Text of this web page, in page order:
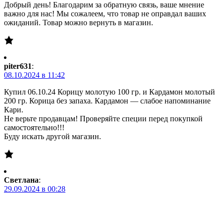
Добрый день! Благодарим за обратную связь, ваше мнение
важно для нас! Мы сожалеем, что товар не оправдал ваших
ожиданий. Товар можно вернуть в магазин.
piter631:
08.10.2024 в 11:42
Купил 06.10.24 Корицу молотую 100 гр. и Кардамон молотый
200 гр. Корица без запаха. Кардамон — слабое напоминание
Кари.
Не верьте продавцам! Проверяйте специи перед покупкой
самостоятельно!!!
Буду искать другой магазин.
Светлана:
29.09.2024 в 00:28